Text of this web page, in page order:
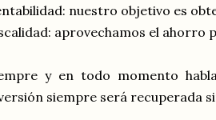
nuestro objetivo es
aprovechamos el ahorro
y en todo momento
siempre será recuperada